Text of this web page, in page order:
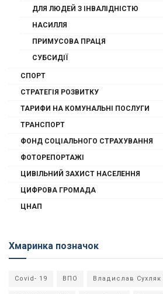
ДЛЯ ЛЮДЕЙ З ІНВАЛІДНІСТЮ
НАСИЛЛЯ
ПРИМУСОВА ПРАЦЯ
СУБСИДІЇ
СПОРТ
СТРАТЕГІЯ РОЗВИТКУ
ТАРИФИ НА КОМУНАЛЬНІ ПОСЛУГИ
ТРАНСПОРТ
ФОНД СОЦІАЛЬНОГО СТРАХУВАННЯ
ФОТОРЕПОРТАЖІ
ЦИВІЛЬНИЙ ЗАХИСТ НАСЕЛЕННЯ
ЦИФРОВА ГРОМАДА
ЦНАП
Хмаринка позначок
Covid- 19 ВПО Владислав Сухляк